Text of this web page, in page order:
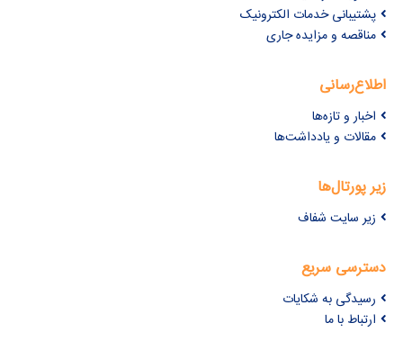
پشتیبانی خدمات الکترونیک
مناقصه و مزایده جاری
اطلاع‌رسانی
اخبار و تازه‌ها
مقالات و یادداشت‌ها
زیر پورتال‌ها
زیر سایت شفاف
دسترسی سریع
رسیدگی به شکایات
ارتباط با ما